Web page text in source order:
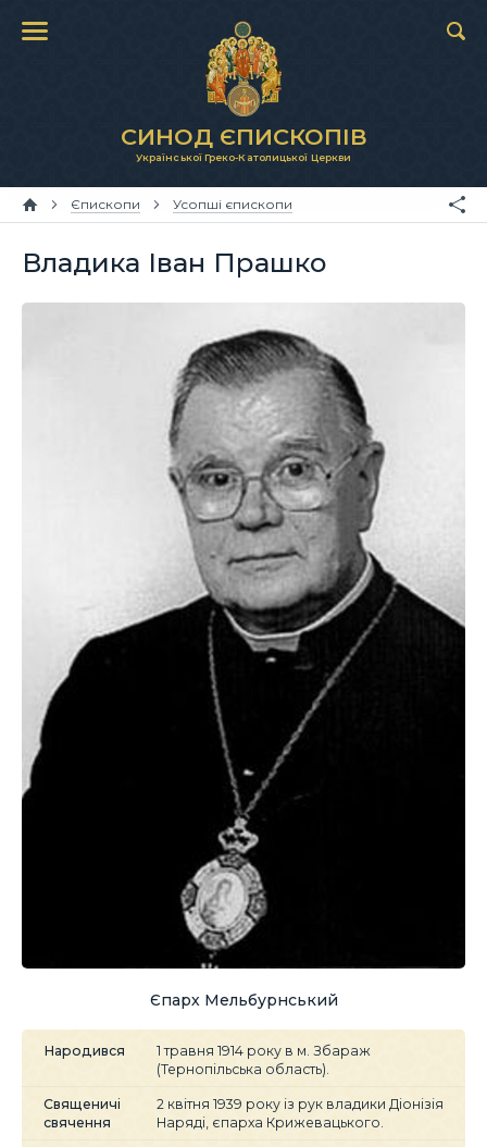
СИНОД ЄПИСКОПІВ
Української Греко-Католицької Церкви
Єпископи Усопші єпископи
Владика Іван Прашко
Єпарх Мельбурнський
Народився
1 травня 1914 року в м. Збараж
(Тернопільська область).
Священичі
свячення
2 квітня 1939 року із рук владики Діонізія
Наряді, єпарха Крижевацького.